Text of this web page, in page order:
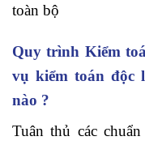
toàn bộ
Quy trình Kiểm
vụ kiểm toán độc
nào ?
Tuân thủ các